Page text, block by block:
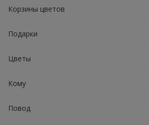
Корзины цветов
Подарки
Цветы
Кому
Повод